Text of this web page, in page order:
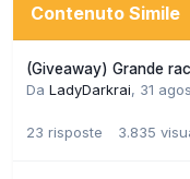
Contenuto Simile
(Giveaway) Grande
Da LadyDarkrai, 31
23 risposte 3.835